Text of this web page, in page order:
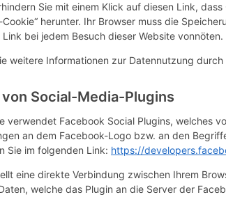
Sie mit einem Klick auf diesen Link,
herunter. Ihr Browser muss die
bei jedem Besuch dieser Website vonnöten.
weitere Informationen zur Datennutzung durch
Social-Media-Plugins
verwendet Facebook Social Plugins, welches
an dem Facebook-Logo bzw. an den
Sie im folgenden Link: https://
eine direkte Verbindung zwischen Ihrem
welche das Plugin an die Server der